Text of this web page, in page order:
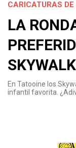
CARICATURAS
LA
En Tatooine los
infantil favorita.